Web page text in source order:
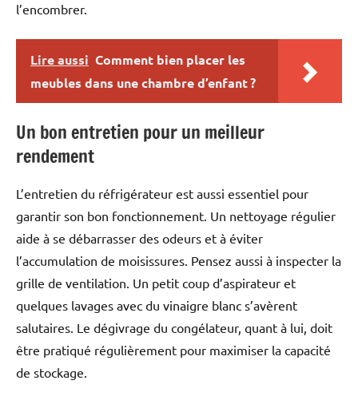
l’encombrer.
Lire aussi Comment bien placer les
meubles dans une chambre d’enfant ?
Un bon entretien pour un meilleur
rendement
L’entretien du réfrigérateur est aussi essentiel pour
garantir son bon fonctionnement. Un nettoyage régulier
aide à se débarrasser des odeurs et à éviter
l’accumulation de moisissures. Pensez aussi à inspecter la
grille de ventilation. Un petit coup d’aspirateur et
quelques lavages avec du vinaigre blanc s’avèrent
salutaires. Le dégivrage du congélateur, quant à lui, doit
être pratiqué régulièrement pour maximiser la capacité
de stockage.